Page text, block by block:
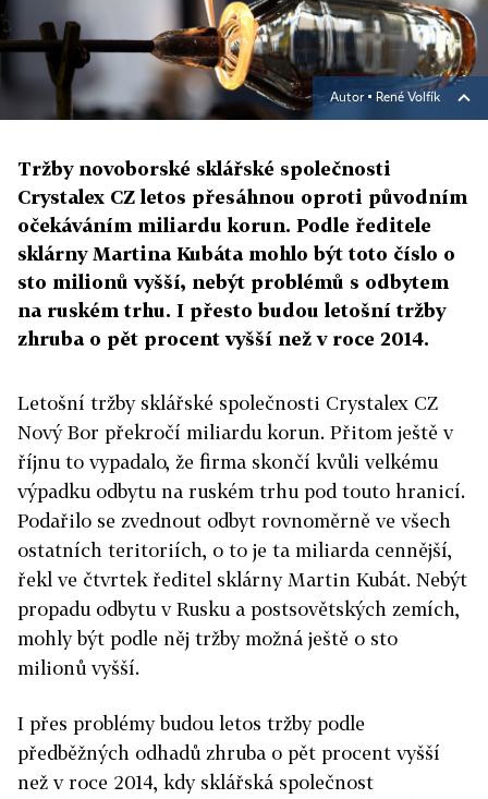
Autor ▪ René Volfík
Tržby novoborské sklářské společnosti
Crystalex CZ letos přesáhnou oproti původním
očekáváním miliardu korun. Podle ředitele
sklárny Martina Kubáta mohlo být toto číslo o
sto milionů vyšší, nebýt problémů s odbytem
na ruském trhu. I přesto budou letošní tržby
zhruba o pět procent vyšší než v roce 2014.
Letošní tržby sklářské společnosti Crystalex CZ
Nový Bor překročí miliardu korun. Přitom ještě v
říjnu to vypadalo, že firma skončí kvůli velkému
výpadku odbytu na ruském trhu pod touto hranicí.
Podařilo se zvednout odbyt rovnoměrně ve všech
ostatních teritoriích, o to je ta miliarda cennější,
řekl ve čtvrtek ředitel sklárny Martin Kubát. Nebýt
propadu odbytu v Rusku a postsovětských zemích,
mohly být podle něj tržby možná ještě o sto
milionů vyšší.
I přes problémy budou letos tržby podle
předběžných odhadů zhruba o pět procent vyšší
než v roce 2014, kdy sklářská společnost